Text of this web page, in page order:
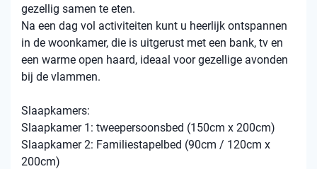
gezellig samen te eten.
Na een dag vol activiteiten kunt u heerlijk ontspannen
in de woonkamer, die is uitgerust met een bank, tv en
een warme open haard, ideaal voor gezellige avonden
bij de vlammen.
Slaapkamers:
Slaapkamer 1: tweepersoonsbed (150cm x 200cm)
Slaapkamer 2: Familiestapelbed (90cm / 120cm x
200cm)